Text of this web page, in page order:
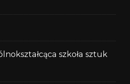
szkoła sztuk